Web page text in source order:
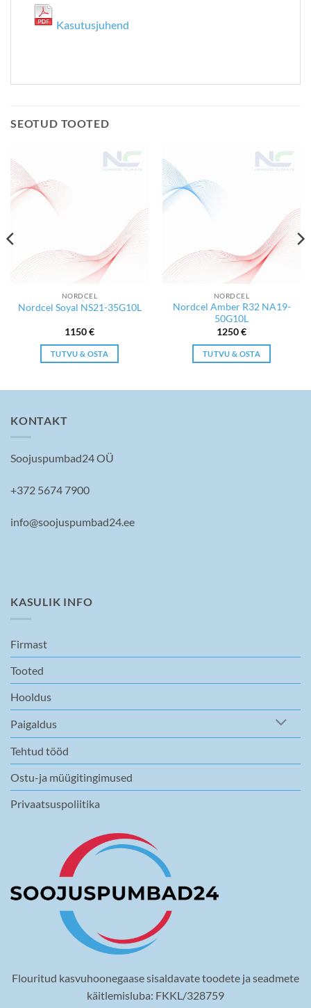
Kasutusjuhend
SEOTUD TOOTED
NORDCEL
Nordcel Soyal NS21-35G10L
1150€
TUTVU & OSTA
NORDCEL
Nordcel Amber R32 NA19-
50G10L
1250€
TUTVU & OSTA
KONTAKT
Soojuspumbad24 OÜ
+372 5674 7900
info@soojuspumbad24.ee
KASULIK INFO
Firmast
Tooted
Hooldus
Paigaldus
Tehtud tööd
Ostu-ja müügitingimused
Privaatsuspoliitika
Flouritud kasvuhoonegaase sisaldavate toodete ja seadmete
käitlemisluba: FKKL/328759